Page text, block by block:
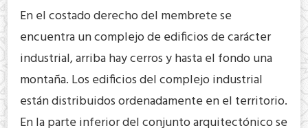
En el costado derecho del membrete se
encuentra un complejo de edificios de carácter
industrial, arriba hay cerros y hasta el fondo una
montaña. Los edificios del complejo industrial
están distribuidos ordenadamente en el territorio.
En la parte inferior del conjunto arquitectónico se